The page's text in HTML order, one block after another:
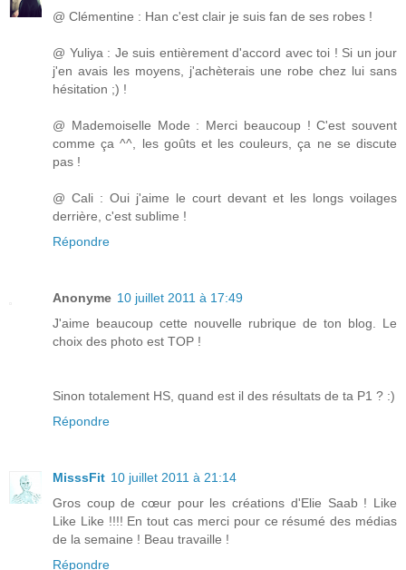
@ Clémentine : Han c'est clair je suis fan de ses robes !
@ Yuliya : Je suis entièrement d'accord avec toi ! Si un jour
j'en avais les moyens, j'achèterais une robe chez lui sans
hésitation ;) !
@ Mademoiselle Mode : Merci beaucoup ! C'est souvent
comme ça ^^, les goûts et les couleurs, ça ne se discute
pas !
@ Cali : Oui j'aime le court devant et les longs voilages
derrière, c'est sublime !
Répondre
Anonyme 10 juillet 2011 à 17:49
J'aime beaucoup cette nouvelle rubrique de ton blog. Le
choix des photo est TOP !
Sinon totalement HS, quand est il des résultats de ta P1 ? :)
Répondre
MisssFit 10 juillet 2011 à 21:14
Gros coup de cœur pour les créations d'Elie Saab ! Like
Like Like !!!! En tout cas merci pour ce résumé des médias
de la semaine ! Beau travaille !
Répondre